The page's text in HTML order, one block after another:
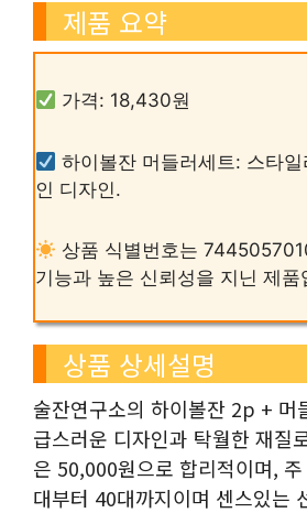
제품 요약
가격: 18,430원
하이볼잔 머들러세트: 스타
인 디자인.
상품 식별번호는
기능과 높은 신뢰성을 지닌 제품
상품 상세설명
술잔연구소의 하이볼잔 2p + 머
급스러운 디자인과 탁월한 재질
은 50,000원으로 합리적이며,
대부터 40대까지이며 센스있는